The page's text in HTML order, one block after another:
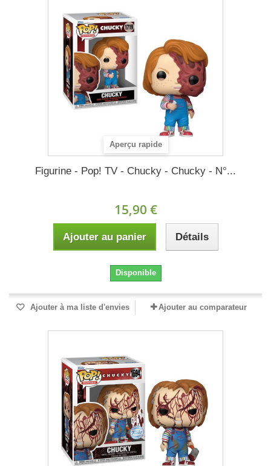
Aperçu rapide
Figurine - Pop! TV - Chucky - Chucky - N°...
15,90 €
Ajouter au panier Détails
Disponible
Ajouter à ma liste d'envies Ajouter au comparateur